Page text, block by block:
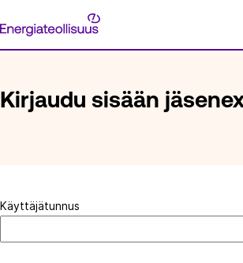
suoraan
Energiateollisuus
ETUSIVU
Kirjaudu sisään
Käyttäjätunnus